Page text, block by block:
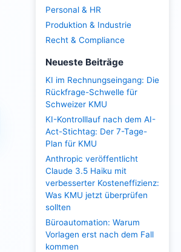
Personal & HR
Produktion & Industrie
Recht & Compliance
Neueste Beiträge
KI im Rechnungseingang: Die
Rückfrage-Schwelle für
Schweizer KMU
KI-Kontrolllauf nach dem AI-
Act-Stichtag: Der 7-Tage-
Plan für KMU
Anthropic veröffentlicht
Claude 3.5 Haiku mit
verbesserter Kosteneffizienz:
Was KMU jetzt überprüfen
sollten
Büroautomation: Warum
Vorlagen erst nach dem Fall
kommen